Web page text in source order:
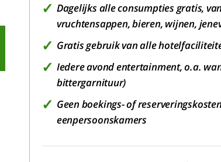
Dagelijks alle consumpties gratis,
vruchtensappen, bieren, wijnen,
Gratis gebruik van alle
Iedere avond entertainment, o.a.
bittergarnituur)
Geen boekings- of
eenpersoonskamers